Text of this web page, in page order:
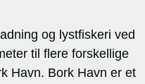
og lystfiskeri ved
til flere forskellige
Havn. Bork Havn er et